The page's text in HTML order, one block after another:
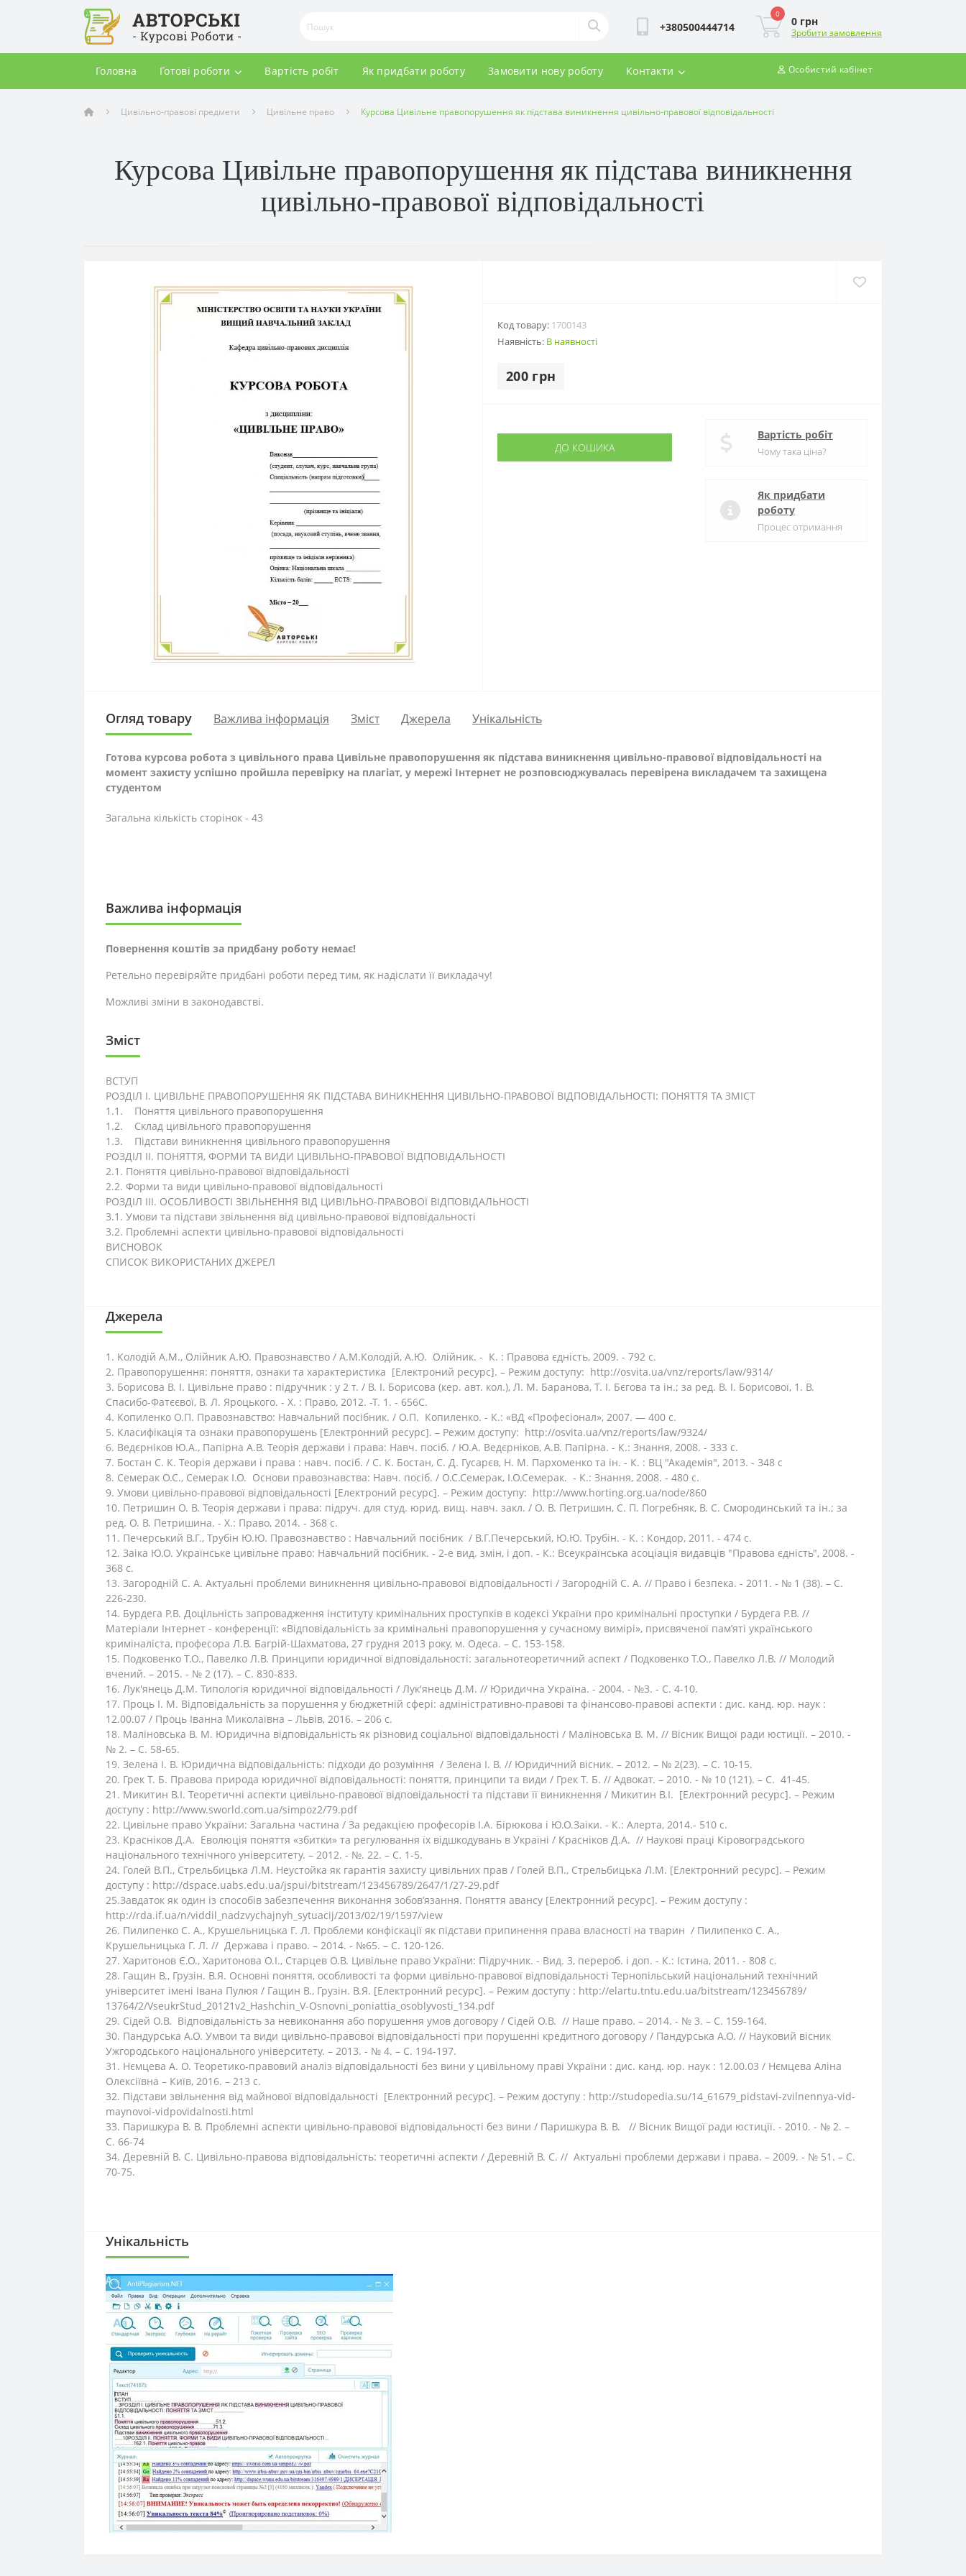
+380500444714
0
0 грн
Зробити замовлення
Головна Готові роботи Вартість робіт Як придбати роботу Замовити нову роботу Контакти Особистий кабінет
Цивільно-правові предмети Цивільне право Курсова Цивільне правопорушення як підстава виникнення цивільно-правової відповідальності
Курсова Цивільне правопорушення як підстава виникнення
цивільно-правової відповідальності
Код товару: 1700143
Наявність: В наявності
200 грн
ДО КОШИКА
Вартість робіт
Чому така ціна?
Як придбати
роботу
Процес отримання
Огляд товару Важлива інформація Зміст Джерела Унікальність
Готова курсова робота з цивільного права Цивільне правопорушення як підстава виникнення цивільно-правової відповідальності на
момент захисту успішно пройшла перевірку на плагіат, у мережі Інтернет не розповсюджувалась перевірена викладачем та захищена
студентом
Загальна кількість сторінок - 43
Важлива інформація
Повернення коштів за придбану роботу немає!
Ретельно перевіряйте придбані роботи перед тим, як надіслати її викладачу!
Можливі зміни в законодавстві.
Зміст
ВСТУП
РОЗДІЛ І. ЦИВІЛЬНЕ ПРАВОПОРУШЕННЯ ЯК ПІДСТАВА ВИНИКНЕННЯ ЦИВІЛЬНО-ПРАВОВОЇ ВІДПОВІДАЛЬНОСТІ: ПОНЯТТЯ ТА ЗМІСТ
1.1. Поняття цивільного правопорушення
1.2. Склад цивільного правопорушення
1.3. Підстави виникнення цивільного правопорушення
РОЗДІЛ ІІ. ПОНЯТТЯ, ФОРМИ ТА ВИДИ ЦИВІЛЬНО-ПРАВОВОЇ ВІДПОВІДАЛЬНОСТІ
2.1. Поняття цивільно-правової відповідальності
2.2. Форми та види цивільно-правової відповідальності
РОЗДІЛ ІІІ. ОСОБЛИВОСТІ ЗВІЛЬНЕННЯ ВІД ЦИВІЛЬНО-ПРАВОВОЇ ВІДПОВІДАЛЬНОСТІ
3.1. Умови та підстави звільнення від цивільно-правової відповідальності
3.2. Проблемні аспекти цивільно-правової відповідальності
ВИСНОВОК
СПИСОК ВИКОРИСТАНИХ ДЖЕРЕЛ
Джерела
1. Колодій А.М., Олійник А.Ю. Правознавство / А.М.Колодій, А.Ю. Олійник. - К. : Правова єдність, 2009. - 792 с.
2. Правопорушення: поняття, ознаки та характеристика [Електроний ресурс]. – Режим доступу: http://osvita.ua/vnz/reports/law/9314/
3. Борисова В. І. Цивільне право : підручник : у 2 т. / В. І. Борисова (кер. авт. кол.), Л. М. Баранова, Т. І. Бєгова та ін.; за ред. В. І. Борисової, 1. В.
Спасибо-Фатєєвої, В. Л. Яроцького. - X. : Право, 2012. -Т. 1. - 656С.
4. Копиленко О.П. Правознавство: Навчальний посібник. / О.П. Копиленко. - К.: «ВД «Професіонал», 2007. — 400 с.
5. Класифікація та ознаки правопорушень [Електронний ресурс]. – Режим доступу: http://osvita.ua/vnz/reports/law/9324/
6. Ведєрніков Ю.А., Папірна А.В. Теорія держави і права: Навч. посіб. / Ю.А. Ведєрніков, А.В. Папірна. - К.: Знання, 2008. - 333 с.
7. Бостан С. К. Теорія держави і права : навч. посіб. / С. К. Бостан, С. Д. Гусарєв, Н. М. Пархоменко та ін. - К. : ВЦ "Академія", 2013. - 348 с
8. Семерак О.С., Семерак І.О. Основи правознавства: Навч. посіб. / О.С.Семерак, І.О.Семерак. - К.: Знання, 2008. - 480 с.
9. Умови цивільно-правової відповідальності [Електроний ресурс]. – Режим доступу: http://www.horting.org.ua/node/860
10. Петришин О. В. Теорія держави і права: підруч. для студ. юрид. вищ. навч. закл. / О. В. Петришин, С. П. Погребняк, В. С. Смородинський та ін.; за
ред. О. В. Петришина. - X.: Право, 2014. - 368 с.
11. Печерський В.Г., Трубін Ю.Ю. Правознавство : Навчальний посібник / В.Г.Печерський, Ю.Ю. Трубін. - К. : Кондор, 2011. - 474 с.
12. Заіка Ю.О. Українське цивільне право: Навчальний посібник. - 2-е вид. змін, і доп. - К.: Всеукраїнська асоціація видавців "Правова єдність", 2008. -
368 с.
13. Загородній С. А. Актуальні проблеми виникнення цивільно-правової відповідальності / Загородній С. А. // Право і безпека. - 2011. - № 1 (38). – С.
226-230.
14. Бурдега Р.В. Доцільність запровадження інституту кримінальних проступків в кодексі України про кримінальні проступки / Бурдега Р.В. //
Матеріали Інтернет - конференції: «Відповідальність за кримінальні правопорушення у сучасному вимірі», присвяченої пам’яті українського
криміналіста, професора Л.В. Багрій-Шахматова, 27 грудня 2013 року, м. Одеса. – С. 153-158.
15. Подковенко Т.О., Павелко Л.В. Принципи юридичної відповідальності: загальнотеоретичний аспект / Подковенко Т.О., Павелко Л.В. // Молодий
вчений. – 2015. - № 2 (17). – С. 830-833.
16. Лук'янець Д.М. Типологія юридичної відповідальності / Лук'янець Д.М. // Юридична Україна. - 2004. - №3. - С. 4-10.
17. Проць І. М. Відповідальність за порушення у бюджетній сфері: адміністративно-правові та фінансово-правові аспекти : дис. канд. юр. наук :
12.00.07 / Проць Іванна Миколаївна – Львів, 2016. – 206 с.
18. Маліновська В. М. Юридична відповідальність як різновид соціальної відповідальності / Маліновська В. М. // Вісник Вищої ради юстиції. – 2010. -
№ 2. – С. 58-65.
19. Зелена І. В. Юридична відповідальність: підходи до розуміння / Зелена І. В. // Юридичний вісник. – 2012. – № 2(23). – С. 10-15.
20. Грек Т. Б. Правова природа юридичної відповідальності: поняття, принципи та види / Грек Т. Б. // Адвокат. – 2010. - № 10 (121). – С. 41-45.
21. Микитин В.І. Теоретичні аспекти цивільно-правової відповідальності та підстави її виникнення / Микитин В.І. [Електронний ресурс]. – Режим
доступу : http://www.sworld.com.ua/simpoz2/79.pdf
22. Цивільне право України: Загальна частина / За редакцією професорів I.A. Бірюкова і Ю.О.Заіки. - К.: Алерта, 2014.- 510 с.
23. Красніков Д.А. Еволюція поняття «збитки» та регулювання їх відшкодувань в Україні / Красніков Д.А. // Наукові праці Кіровоградського
національного технічного університету. – 2012. - №. 22. – С. 1-5.
24. Голей В.П., Стрельбицька Л.М. Неустойка як гарантія захисту цивільних прав / Голей В.П., Стрельбицька Л.М. [Електронний ресурс]. – Режим
доступу : http://dspace.uabs.edu.ua/jspui/bitstream/123456789/2647/1/27-29.pdf
25.Завдаток як один із способів забезпечення виконання зобов’язання. Поняття авансу [Електронний ресурс]. – Режим доступу :
http://rda.if.ua/n/viddil_nadzvychajnyh_sytuacij/2013/02/19/1597/view
26. Пилипенко С. А., Крушельницька Г. Л. Проблеми конфіскації як підстави припинення права власності на тварин / Пилипенко С. А.,
Крушельницька Г. Л. // Держава і право. – 2014. - №65. – С. 120-126.
27. Харитонов Є.О., Харитонова О.І., Старцев О.В. Цивільне право України: Підручник. - Вид. 3, перероб. і доп. - К.: Істина, 2011. - 808 с.
28. Гащин В., Грузін. В.Я. Основні поняття, особливості та форми цивільно-правової відповідальності Тернопільський національний технічний
університет імені Івана Пулюя / Гащин В., Грузін. В.Я. [Електронний ресурс]. – Режим доступу : http://elartu.tntu.edu.ua/bitstream/123456789/
13764/2/VseukrStud_20121v2_Hashchin_V-Osnovni_poniattia_osoblyvosti_134.pdf
29. Cідей О.В. Відповідальність за невиконання або порушення умов договору / Cідей О.В. // Наше право. – 2014. - № 3. – С. 159-164.
30. Пандурська А.О. Умвои та види цивільно-правової відповідальності при порушенні кредитного договору / Пандурська А.О. // Науковий вісник
Ужгородського національного університету. – 2013. - № 4. – С. 194-197.
31. Нємцева А. О. Теоретико-правовий аналіз відповідальності без вини у цивільному праві України : дис. канд. юр. наук : 12.00.03 / Нємцева Аліна
Олексіївна – Київ, 2016. – 213 с.
32. Підстави звільнення від майнової відповідальності [Електронний ресурс]. – Режим доступу : http://studopedia.su/14_61679_pidstavi-zvilnennya-vid-
maynovoi-vidpovidalnosti.html
33. Паришкура В. В. Проблемні аспекти цивільно-правової відповідальності без вини / Паришкура В. В. // Вісник Вищої ради юстиції. - 2010. - № 2. –
С. 66-74
34. Деревній В. С. Цивільно-правова відповідальність: теоретичні аспекти / Деревній В. С. // Актуальні проблеми держави і права. – 2009. - № 51. – С.
70-75.
Унікальність